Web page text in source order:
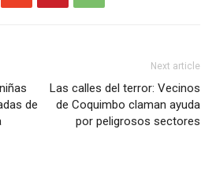
de
Next article
Las calles del terror: Vecinos
de Coquimbo claman ayuda
por peligrosos sectores